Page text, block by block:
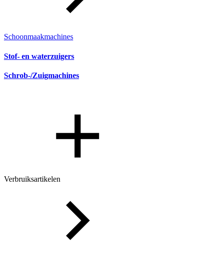
Schoonmaakmachines
Stof- en waterzuigers
Schrob-/Zuigmachines
Verbruiksartikelen